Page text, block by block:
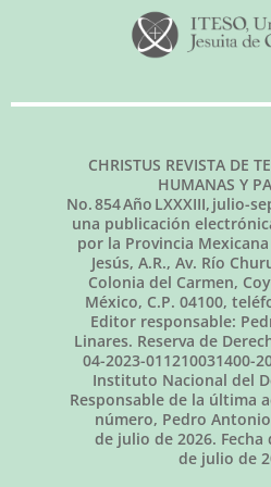
CHRISTUS REVISTA DE
HUMANAS Y
No.854Año LXXXIII, julio-
una publicación
por la Provincia
Jesús, A.R., Av. Río
Colonia del Carmen,
México, C.P. 04100,
Editor responsable:
Linares. Reserva de
04-2023-011210031400-
Instituto Nacional del
Responsable de la última
número, Pedro
de julio de 2026. Fecha
de julio de